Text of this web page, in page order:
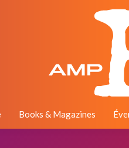
Books & Magazines